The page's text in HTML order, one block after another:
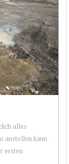
alles
anstellen kann.
ersten